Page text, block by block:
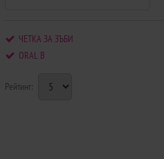
ЧЕТКА ЗА ЗЪБИ
ORAL B
Рейтинг: